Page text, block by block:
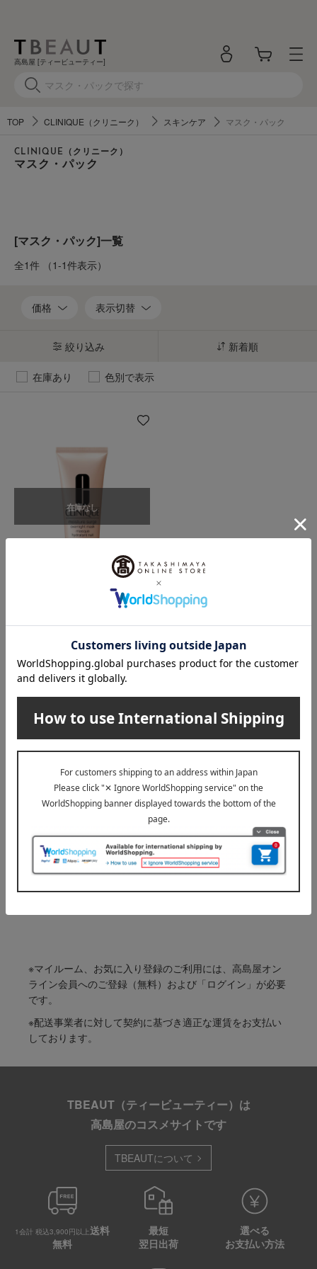
高島屋 [ティービューティー]
TOP CLINIQUE（クリニーク） スキンケア マスク・パック
CLINIQUE（クリニーク）
マスク・パック
[マスク・パック]一覧
全1件 （1-1件表示）
価格 表示切替
絞り込み 新着順
在庫あり 色別で表示
在庫なし
CLINIQUE（クリニーク）
モイスチャー サージ オーバー
ナイト マスク
6,930
1
1件 (1/1ページ）
その他のカテゴリ
クレンジング・メイク落とし
洗顔料
化粧水
乳液
クリーム
美容液
アイケア
リップケア
UVケア
その他のスキンケア
※マイルーム、お気に入り登録のご利用には、高島屋オン
ライン会員へのご登録（無料）および「ログイン」が必要
です。
※配送事業者に対して契約に基づき適正な運賃をお支払い
しております。
TBEAUT（ティービューティー）は
高島屋のコスメサイトです
TBEAUTについて
1会計 税込3,900円以上送料
無料
最短
翌日出荷
選べる
お支払い方法